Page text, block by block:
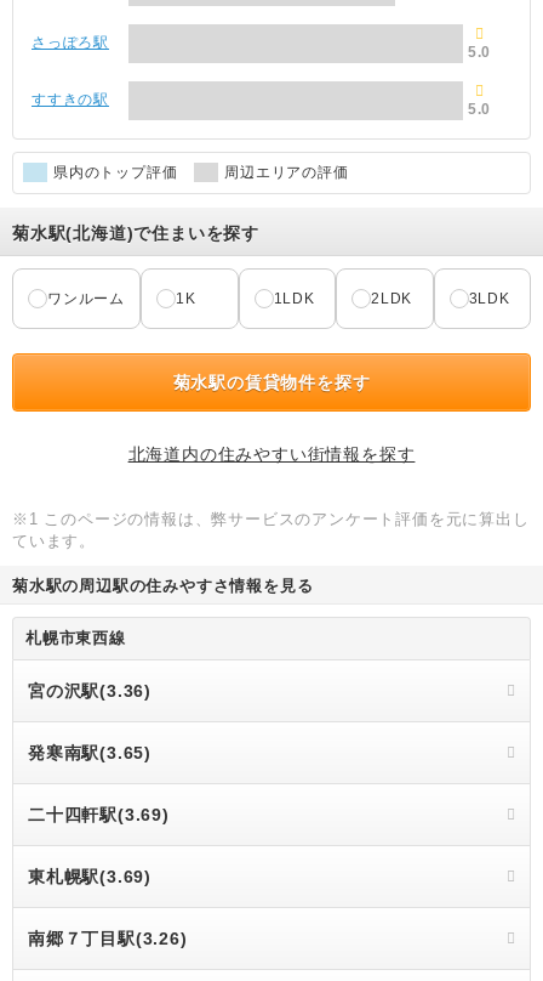
さっぽろ駅
5.0
すすきの駅
5.0
県内のトップ評価 周辺エリアの評価
菊水駅(北海道)で住まいを探す
ワンルーム 1K 1LDK 2LDK 3LDK
菊水駅の賃貸物件を探す
北海道内の住みやすい街情報を探す
※1 このページの情報は、弊サービスのアンケート評価を元に算出し
ています。
菊水駅の周辺駅の住みやすさ情報を見る
札幌市東西線
宮の沢駅(3.36)
発寒南駅(3.65)
二十四軒駅(3.69)
東札幌駅(3.69)
南郷７丁目駅(3.26)